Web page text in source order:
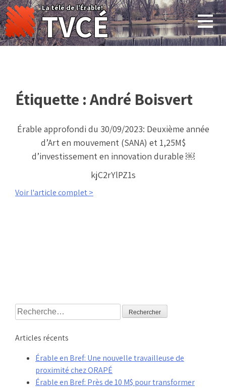
Skip
to
content
La télé de l'Érable!
TVCÉ
Étiquette :André Boisvert
Érable approfondi du 30/09/2023: Deuxième année
d’Art en mouvement (SANA) et 1,25M$
d’investissement en innovation durable ￼
kjC2rYlPZ1s
Voir l'article complet >
Rechercher :
Articles récents
Érable en Bref: Une nouvelle travailleuse de
proximité chez ORAPÉ
Érable en Bref: Près de 10 M$ pour transformer